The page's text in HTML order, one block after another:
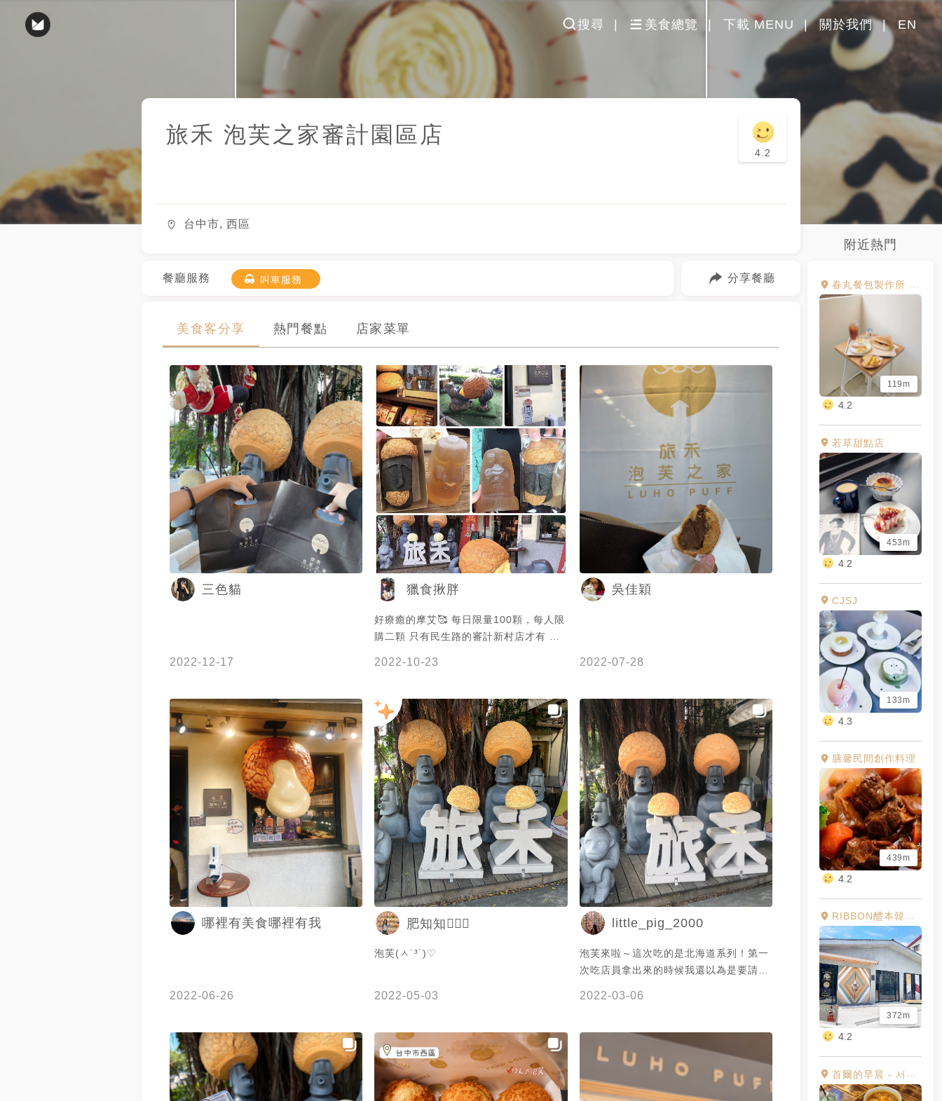
搜尋 美食總覽 下載 MENU 關於我們 EN
附近熱門
春丸餐包製作所 街邊店
119m
4.2
若草甜點店
453m
4.2
CJSJ
133m
4.3
膳馨民間創作料理
439m
4.2
RIBBON醴本韓國正統燒肉
372m
4.2
首爾的早晨 - 서울의아침
旅禾 泡芙之家審計園區店
4.2
台中市, 西區
餐廳服務 叫車服務 分享餐廳
美食客分享 熱門餐點 店家菜單
三色貓
2022-12-17
獵食揪胖
好療癒的摩艾🥰 每日限量100顆，每人限
購二顆 只有民生路的審計新村店才有 不
2022-10-23
吳佳穎
2022-07-28
哪裡有美食哪裡有我
2022-06-26
肥知知🙋🏻‍♀️
泡芙(ㅅ˙³˙)♡
2022-05-03
little_pig_2000
泡芙來啦～這次吃的是北海道系列！第一
次吃店員拿出來的時候我還以為是要請我
2022-03-06